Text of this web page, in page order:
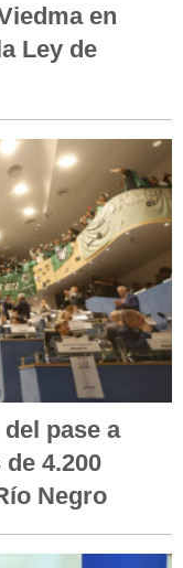
en
Ley de
pase a
4.200
Negro